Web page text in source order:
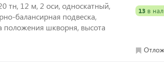
тн, 12 м, 2 оси, односкатный,
балансирная подвеска,
положения шкворня, высота
13 в